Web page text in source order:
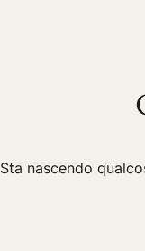
Sta nascendo